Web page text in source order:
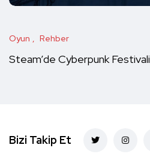
Oyun Rehber
Steam’de Cyberpunk Festivali
Bizi Takip Et